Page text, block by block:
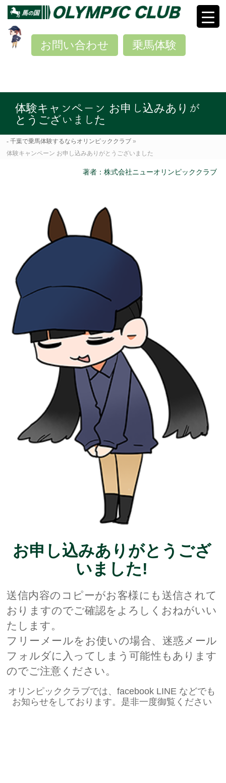
乗馬体験
お問い合わせ
体験キャンペーン お申し込みありが
とうございました
千葉で乗馬体験するならオリンピッククラブ »
体験キャンペーン お申し込みありがとうございました
著者：株式会社ニューオリンピッククラブ
お申し込みありがとうござ
いました!
送信内容のコピーがお客様にも送信されて
おりますのでご確認をよろしくおねがいい
たします。
フリーメールをお使いの場合、迷惑メール
フォルダに入ってしまう可能性もあります
のでご注意ください。
オリンピッククラブでは、facebook LINE などでも
お知らせをしております。是非一度御覧ください